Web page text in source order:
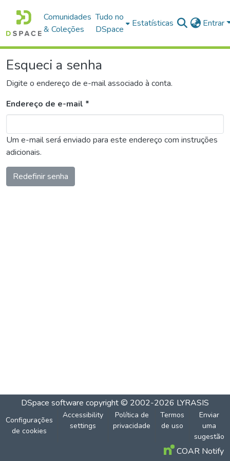
Comunidades
& Coleções
Tudo no
DSpace
Estatísticas Entrar
Esqueci a senha
Digite o endereço de e-mail associado à conta.
Endereço de e-mail *
Um e-mail será enviado para este endereço com instruções
adicionais.
Redefinir senha
DSpace software copyright © 2002-2026 LYRASIS
Configurações
de cookies
Accessibility
settings
Política de
privacidade
Termos
de uso
Enviar
uma
sugestão
COAR Notify